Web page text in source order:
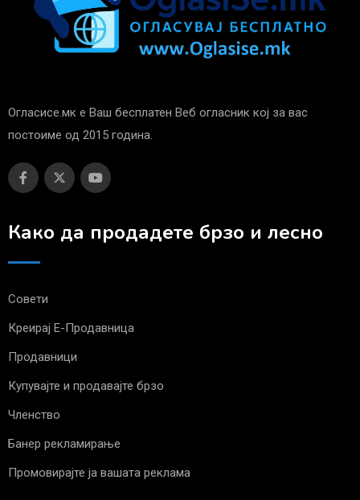
Огласисе.мк е Ваш бесплатен Веб огласник кој за вас
постоиме од 2015 година.
Како да продадете брзо и лесно
Совети
Креирај Е-Продавница
Продавници
Купувајте и продавајте брзо
Членство
Банер рекламирање
Промовирајте ја вашата реклама